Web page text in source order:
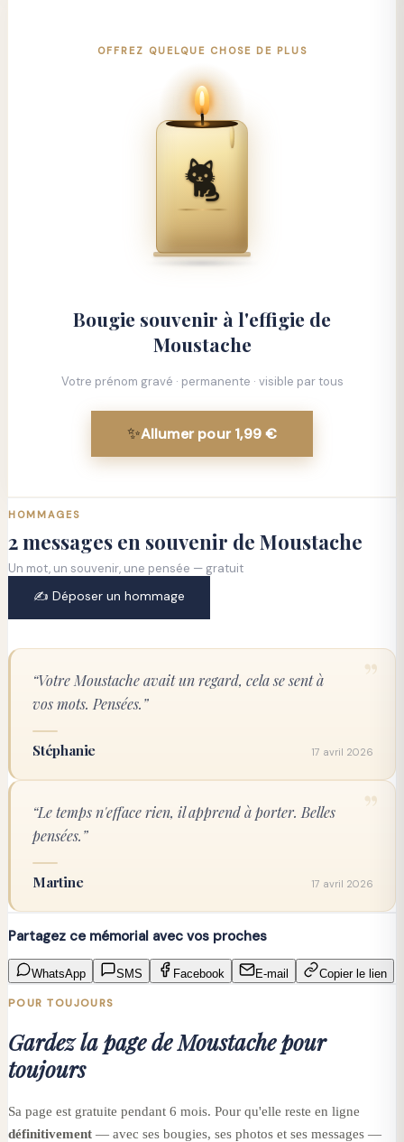
OFFREZ QUELQUE CHOSE DE PLUS
🐈
Bougie souvenir à l'effigie de
Moustache
Votre prénom gravé · permanente · visible par tous
✨Allumer pour 1,99 €
HOMMAGES
2 messages en souvenir de Moustache
Un mot, un souvenir, une pensée — gratuit
✍️ Déposer un hommage
”
“Votre Moustache avait un regard, cela se sent à
vos mots. Pensées.”
Stéphanie 17 avril 2026
”
“Le temps n'efface rien, il apprend à porter. Belles
pensées.”
Martine 17 avril 2026
Partagez ce mémorial avec vos proches
WhatsApp SMS Facebook E-mail Copier le lien
POUR TOUJOURS
Gardez la page de Moustache pour
toujours
Sa page est gratuite pendant 6 mois. Pour qu'elle reste en ligne
définitivement — avec ses bougies, ses photos et ses messages —